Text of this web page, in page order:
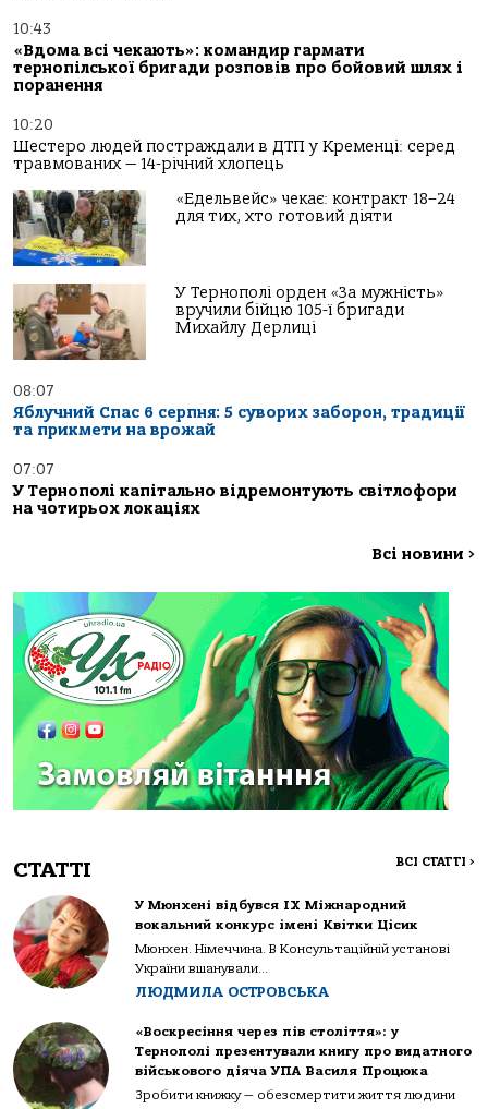
10:43
«Вдома всі чекають»: командир гармати
тернопілської бригади розповів про бойовий шлях і
поранення
10:20
Шестеро людей постраждали в ДТП у Кременці: серед
травмованих — 14-річний хлопець
«Едельвейс» чекає: контракт 18–24
для тих, хто готовий діяти
У Тернополі орден «За мужність»
вручили бійцю 105-ї бригади
Михайлу Дерлиці
08:07
Яблучний Спас 6 серпня: 5 суворих заборон, традиції
та прикмети на врожай
07:07
У Тернополі капітально відремонтують світлофори
на чотирьох локаціях
Всі новини >
СТАТТІ ВСІ СТАТТІ >
У Мюнхені відбувся IX Міжнародний
вокальний конкурс імені Квітки Цісик
Мюнхен. Німеччина. В Консультаційній установі
України вшанували...
ЛЮДМИЛА ОСТРОВСЬКА
«Воскресіння через пів століття»: у
Тернополі презентували книгу про видатного
військового діяча УПА Василя Процюка
Зробити книжку — обезсмертити життя людини